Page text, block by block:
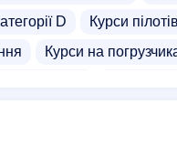
D
Курси пілотів
Курси на